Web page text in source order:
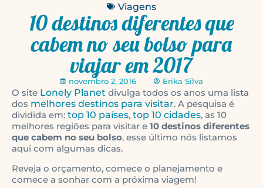
Viagens
10 destinos diferentes que
cabem no seu bolso para
viajar em 2017
novembro 2, 2016 Erika Silva
O site Lonely Planet divulga todos os anos uma lista
dos melhores destinos para visitar. A pesquisa é
dividida em: top 10 países, top 10 cidades, as 10
melhores regiões para visitar e 10 destinos diferentes
que cabem no seu bolso, esse último nós listamos
aqui com algumas dicas.
Reveja o orçamento, comece o planejamento e
comece a sonhar com a próxima viagem!